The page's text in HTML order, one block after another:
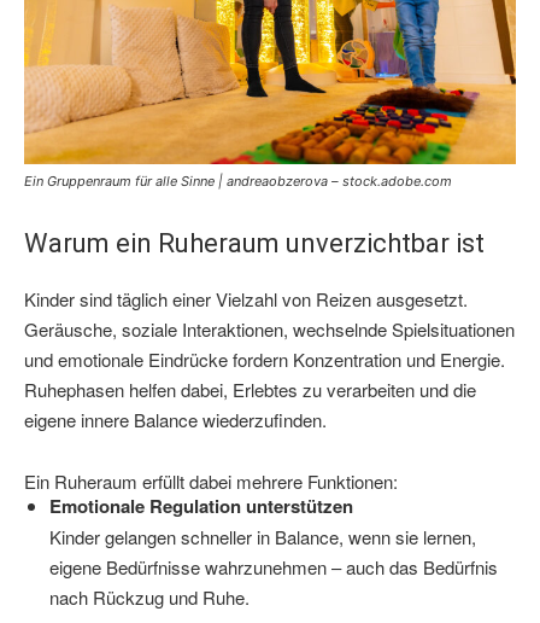
Ein Gruppenraum für alle Sinne | andreaobzerova – stock.adobe.com
Warum ein Ruheraum unverzichtbar ist
Kinder sind täglich einer Vielzahl von Reizen ausgesetzt.
Geräusche, soziale Interaktionen, wechselnde Spielsituationen
und emotionale Eindrücke fordern Konzentration und Energie.
Ruhephasen helfen dabei, Erlebtes zu verarbeiten und die
eigene innere Balance wiederzufinden.
Ein Ruheraum erfüllt dabei mehrere Funktionen:
Emotionale Regulation unterstützen
Kinder gelangen schneller in Balance, wenn sie lernen,
eigene Bedürfnisse wahrzunehmen – auch das Bedürfnis
nach Rückzug und Ruhe.